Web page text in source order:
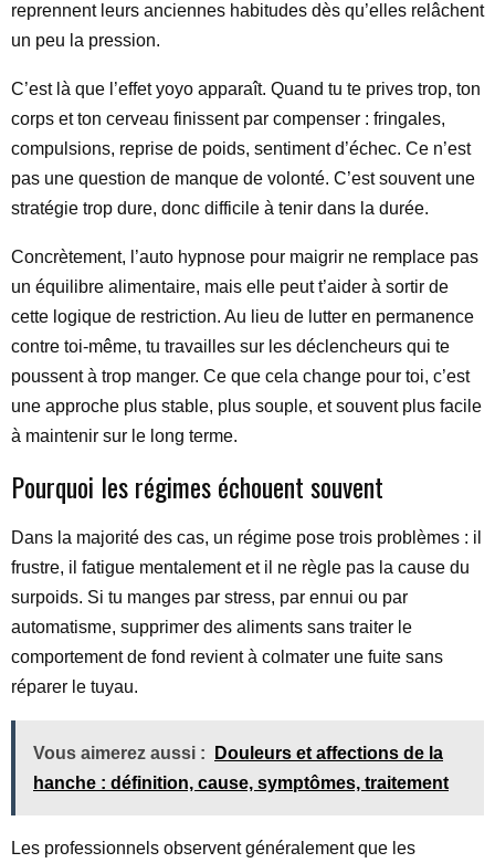
reprennent leurs anciennes habitudes dès qu’elles relâchent
un peu la pression.
C’est là que l’effet yoyo apparaît. Quand tu te prives trop, ton
corps et ton cerveau finissent par compenser : fringales,
compulsions, reprise de poids, sentiment d’échec. Ce n’est
pas une question de manque de volonté. C’est souvent une
stratégie trop dure, donc difficile à tenir dans la durée.
Concrètement, l’auto hypnose pour maigrir ne remplace pas
un équilibre alimentaire, mais elle peut t’aider à sortir de
cette logique de restriction. Au lieu de lutter en permanence
contre toi-même, tu travailles sur les déclencheurs qui te
poussent à trop manger. Ce que cela change pour toi, c’est
une approche plus stable, plus souple, et souvent plus facile
à maintenir sur le long terme.
Pourquoi les régimes échouent souvent
Dans la majorité des cas, un régime pose trois problèmes : il
frustre, il fatigue mentalement et il ne règle pas la cause du
surpoids. Si tu manges par stress, par ennui ou par
automatisme, supprimer des aliments sans traiter le
comportement de fond revient à colmater une fuite sans
réparer le tuyau.
Vous aimerez aussi :
Douleurs et affections de la
hanche : définition, cause, symptômes, traitement
Les professionnels observent généralement que les